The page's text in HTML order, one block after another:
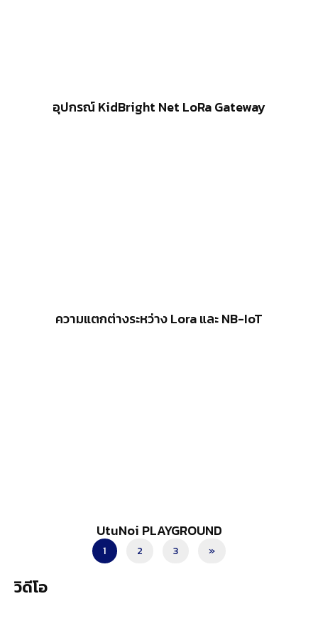
อุปกรณ์ KidBright Net LoRa Gateway
ความแตกต่างระหว่าง Lora และ NB-IoT
UtuNoi PLAYGROUND
1 2 3 »
วิดีโอ